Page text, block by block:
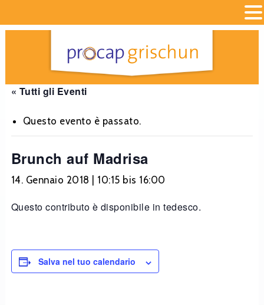
« Tutti gli Eventi
Questo evento è passato.
Brunch auf Madrisa
14. Gennaio 2018 | 10:15 bis 16:00
Questo contributo è disponibile in tedesco.
Salva nel tuo calendario